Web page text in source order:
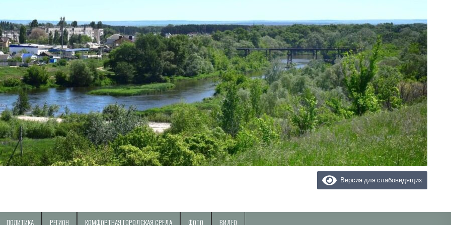
Версия для слабовидящих
ПОЛИТИКА РЕГИОН КОМФОРТНАЯ ГОРОДСКАЯ СРЕДА ФОТО ВИДЕО